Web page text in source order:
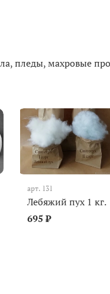
пледы, махровые
арт. 131
Лебяжий пух 1 кг.
695 ₽